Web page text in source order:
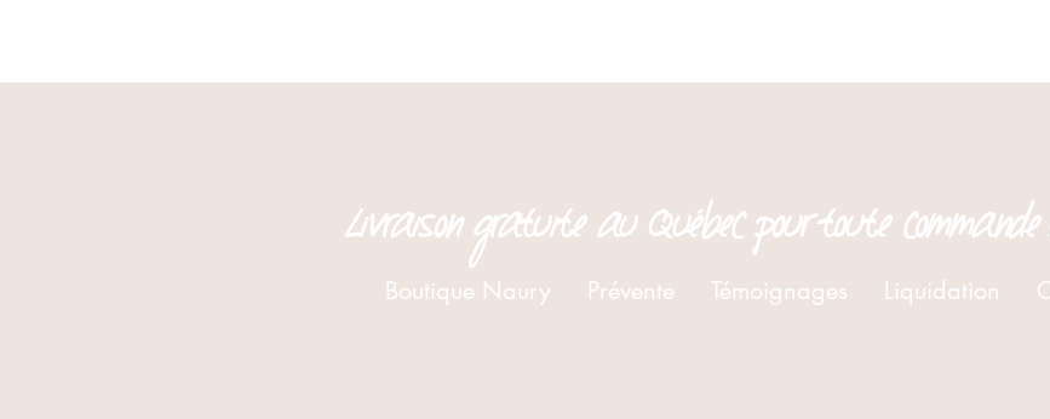
Livraison gratuite au Québec pour toute
Boutique Naury Prévente Témoignages Liquidation